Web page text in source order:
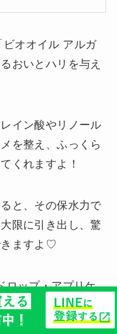
オオイル アルガ
おいとハリを与え
イン酸やリノール
を整え、ふっくら
くれますよ！
と、その保水力で
限に引き出し、驚
きますよ♡
ロップ・アプリケ
合わせたオイルの
自分だけのスキン